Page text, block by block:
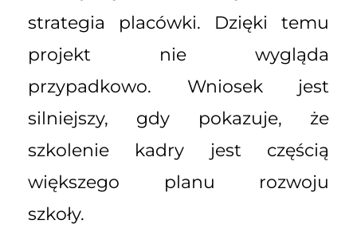
strategia placówki. Dzięki temu
projekt nie wygląda
przypadkowo. Wniosek jest
silniejszy, gdy pokazuje, że
szkolenie kadry jest częścią
większego planu rozwoju
szkoły.